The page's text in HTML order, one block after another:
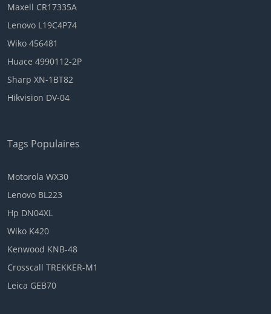
Maxell CR17335A
Lenovo L19C4P74
Wiko 456481
Huace 4990112-2P
Sharp XN-1BT82
Hikvision DV-04
Tags Populaires
Motorola WX30
Lenovo BL223
Hp DN04XL
Wiko K420
Kenwood KNB-48
Crosscall TREKKER-M1
Leica GEB70